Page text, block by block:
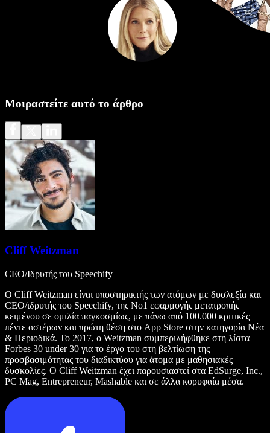
Μοιραστείτε αυτό το άρθρο
Cliff Weitzman
CEO/Ιδρυτής του Speechify
Ο Cliff Weitzman είναι υποστηρικτής των ατόμων με δυσλεξία και
CEO/ιδρυτής του Speechify, της Νο1 εφαρμογής μετατροπής
κειμένου σε ομιλία παγκοσμίως, με πάνω από 100.000 κριτικές
πέντε αστέρων και πρώτη θέση στο App Store στην κατηγορία Νέα
& Περιοδικά. Το 2017, ο Weitzman συμπεριλήφθηκε στη λίστα
Forbes 30 under 30 για το έργο του στη βελτίωση της
προσβασιμότητας του διαδικτύου για άτομα με μαθησιακές
δυσκολίες. Ο Cliff Weitzman έχει παρουσιαστεί στα EdSurge, Inc.,
PC Mag, Entrepreneur, Mashable και σε άλλα κορυφαία μέσα.